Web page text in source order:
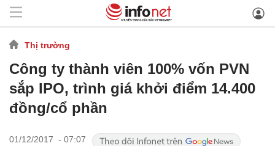
Thị trường
Công ty thành viên 100% vốn PVN
sắp IPO, trình giá khởi điểm 14.400
đồng/cổ phần
01/12/2017 - 07:07